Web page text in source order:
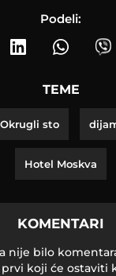
Podeli:
TEME
Okrugli sto
Hotel Moskva
KOMENTARI
nije bilo
koji će ostaviti